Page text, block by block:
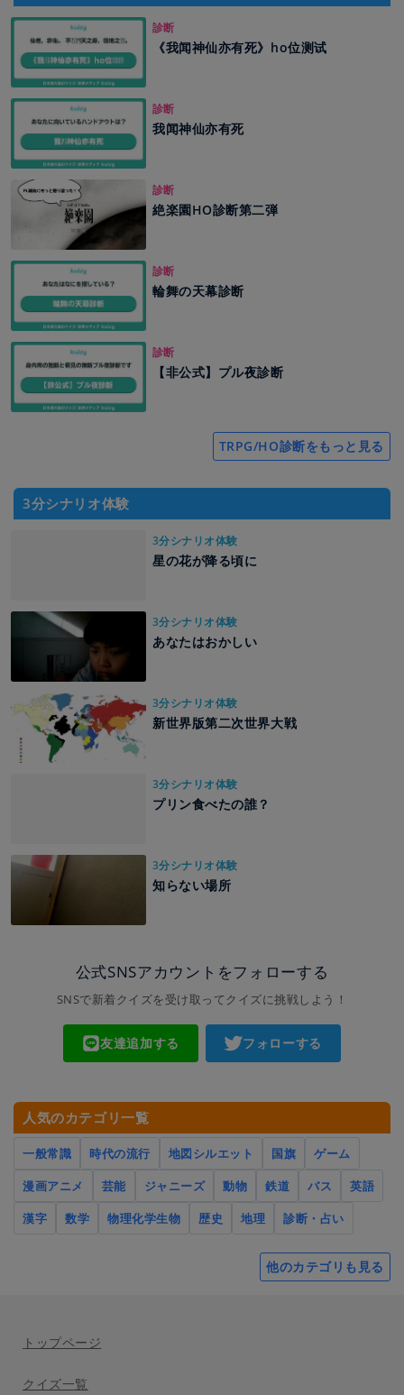
診断
《我闻神仙亦有死》ho位测试
診断
我闻神仙亦有死
診断
絶楽園HO診断第二弾
診断
輪舞の天幕診断
診断
【非公式】プル夜診断
TRPG/HO診断をもっと見る
3分シナリオ体験
3分シナリオ体験
星の花が降る頃に
3分シナリオ体験
あなたはおかしい
3分シナリオ体験
新世界版第二次世界大戦
3分シナリオ体験
プリン食べたの誰？
3分シナリオ体験
知らない場所
公式SNSアカウントをフォローする
SNSで新着クイズを受け取ってクイズに挑戦しよう！
友達追加する フォローする
人気のカテゴリ一覧
一般常識 時代の流行 地図シルエット 国旗
ゲーム
漫画アニメ
芸能 ジャニーズ 動物 鉄道 バス
英語
漢字
数学 物理化学生物 歴史 地理 診断・占い
他のカテゴリも見る
トップページ
クイズ一覧